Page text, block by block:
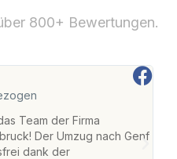
800+ Bewertungen.
Team der Firma
Der Umzug nach Genf
dank der